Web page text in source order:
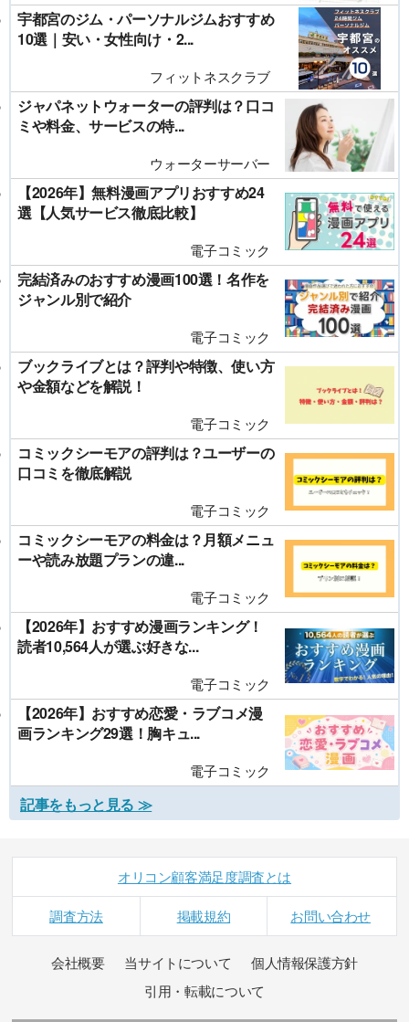
宇都宮のジム・パーソナルジムおすすめ
10選｜安い・女性向け・2...
フィットネスクラブ
ジャパネットウォーターの評判は？口コ
ミや料金、サービスの特...
ウォーターサーバー
【2026年】無料漫画アプリおすすめ24
選【人気サービス徹底比較】
電子コミック
完結済みのおすすめ漫画100選！名作を
ジャンル別で紹介
電子コミック
ブックライブとは？評判や特徴、使い方
や金額などを解説！
電子コミック
コミックシーモアの評判は？ユーザーの
口コミを徹底解説
電子コミック
コミックシーモアの料金は？月額メニュ
ーや読み放題プランの違...
電子コミック
【2026年】おすすめ漫画ランキング！
読者10,564人が選ぶ好きな...
電子コミック
【2026年】おすすめ恋愛・ラブコメ漫
画ランキング29選！胸キュ...
電子コミック
記事をもっと見る ≫
オリコン顧客満足度調査とは
調査方法 掲載規約 お問い合わせ
会社概要 当サイトについて
個人情報保護方針
引用・転載について